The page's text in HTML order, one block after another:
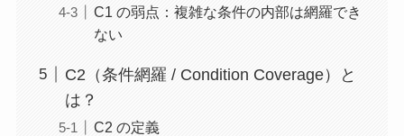
C1 の弱点：複雑な条件の内部は網羅でき
ない
C2（条件網羅 / Condition Coverage）と
は？
C2 の定義